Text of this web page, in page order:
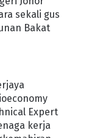
sekali gus
Bakat
Expert
kerja